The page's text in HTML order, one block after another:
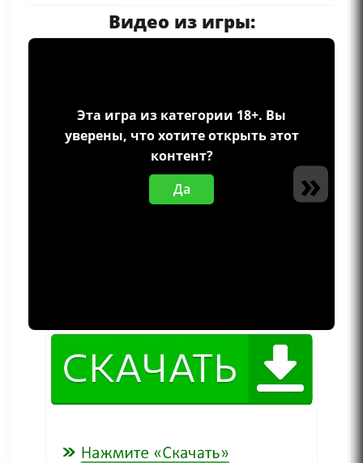
Видео из игры:
»
Эта игра из категории 18+. Вы
уверены, что хотите открыть этот
контент?
Да